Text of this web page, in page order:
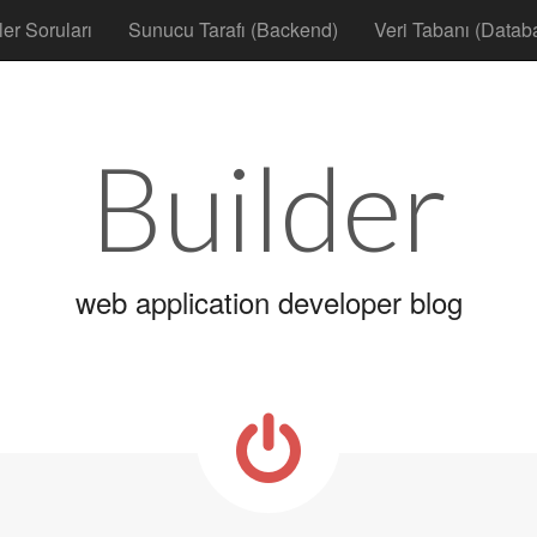
Soruları Sunucu Tarafı (Backend) Veri Tabanı
Builder
web application developer blog